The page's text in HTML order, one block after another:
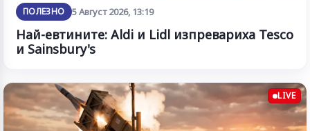
ПОЛЕЗНО 5 Август 2026, 13:19
Най-евтините: Aldi и Lidl изпревариха Tesco
и Sainsbury's
LIVE